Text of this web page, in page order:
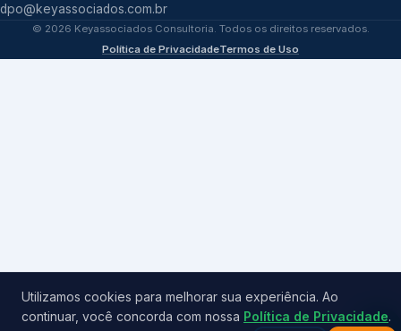
dpo@keyassociados.com.br
© 2026 Keyassociados Consultoria. Todos os direitos reservados.
Política de PrivacidadeTermos de Uso
Utilizamos cookies para melhorar sua experiência. Ao
continuar, você concorda com nossa Política de Privacidade.